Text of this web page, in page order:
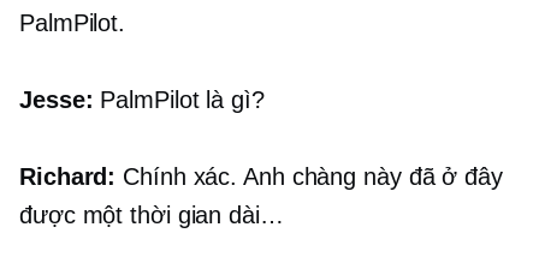
PalmPilot.
Jesse: PalmPilot là gì?
Richard: Chính xác. Anh chàng này đã ở đây
được một thời gian dài…